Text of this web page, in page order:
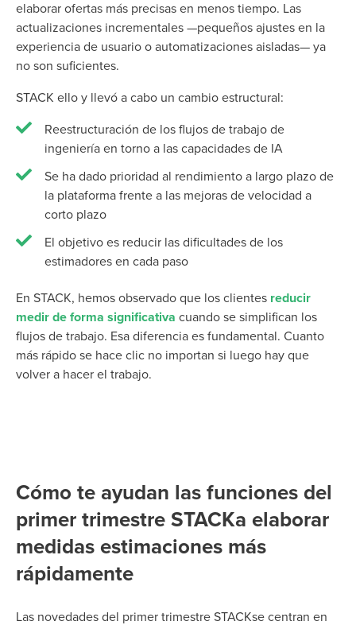
elaborar ofertas más precisas en menos tiempo. Las
actualizaciones incrementales —pequeños ajustes en la
experiencia de usuario o automatizaciones aisladas— ya
no son suficientes.
STACK ello y llevó a cabo un cambio estructural:
Reestructuración de los flujos de trabajo de
ingeniería en torno a las capacidades de IA
Se ha dado prioridad al rendimiento a largo plazo de
la plataforma frente a las mejoras de velocidad a
corto plazo
El objetivo es reducir las dificultades de los
estimadores en cada paso
En STACK, hemos observado que los clientes reducir
medir de forma significativa cuando se simplifican los
flujos de trabajo. Esa diferencia es fundamental. Cuanto
más rápido se hace clic no importan si luego hay que
volver a hacer el trabajo.
Cómo te ayudan las funciones del
primer trimestre STACKa elaborar
medidas estimaciones más
rápidamente
Las novedades del primer trimestre STACKse centran en